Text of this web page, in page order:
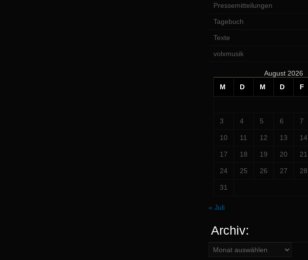
Pressemitteilungen
Tagebuch
Texte
volxmusik
August 2026
M
D M D F
3 4 5 6 7
10 11 12 13 14
17 18 19 20 21
24 25 26 27 28
31
« Juli
Archiv:
Archiv: